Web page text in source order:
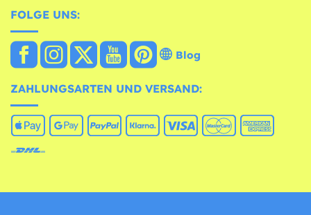
FOLGE UNS:
Blog
ZAHLUNGSARTEN UND VERSAND: